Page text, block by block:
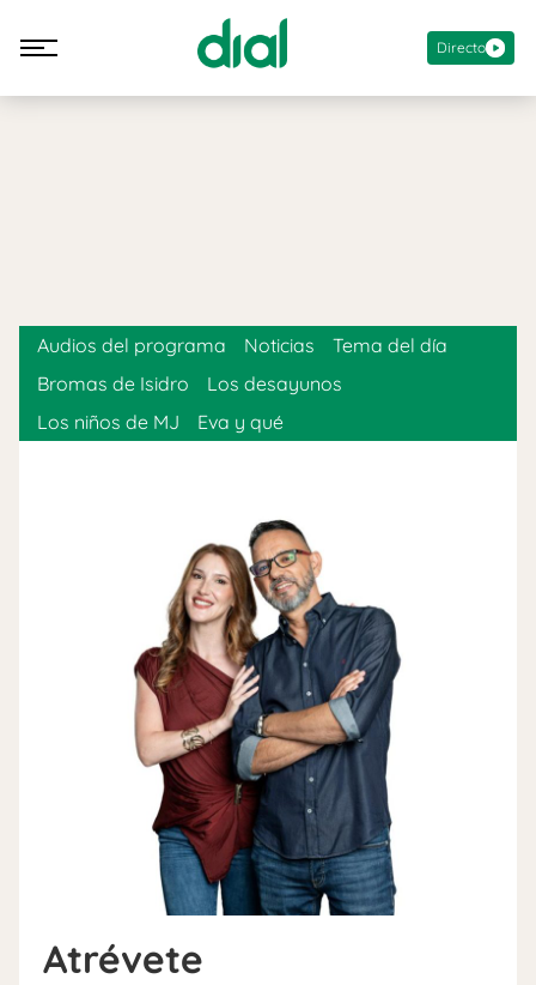
Directo
Atrévete
Audios del programa Noticias
Tema del día
Bromas de Isidro
Los desayunos
Los niños de MJ
Eva y qué